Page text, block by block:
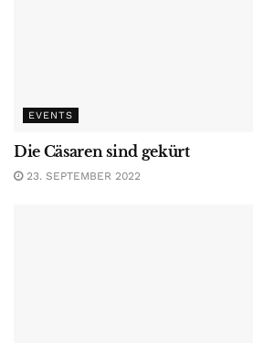
EVENTS
Die Cäsaren sind gekürt
23. SEPTEMBER 2022